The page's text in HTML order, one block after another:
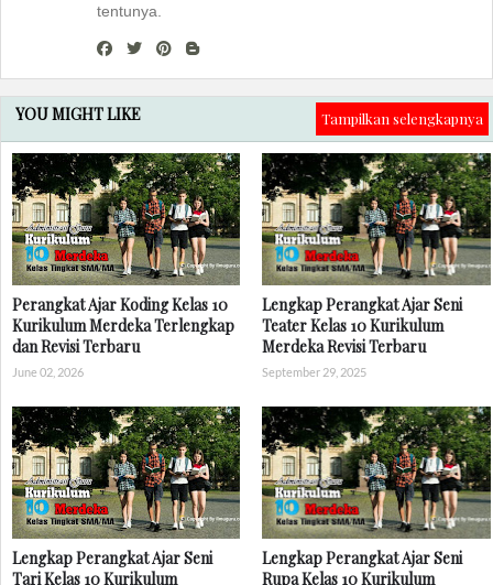
tentunya.
YOU MIGHT LIKE Tampilkan selengkapnya
Perangkat Ajar Koding Kelas 10
Kurikulum Merdeka Terlengkap
dan Revisi Terbaru
June 02, 2026
Lengkap Perangkat Ajar Seni
Teater Kelas 10 Kurikulum
Merdeka Revisi Terbaru
September 29, 2025
Lengkap Perangkat Ajar Seni
Tari Kelas 10 Kurikulum
Lengkap Perangkat Ajar Seni
Rupa Kelas 10 Kurikulum